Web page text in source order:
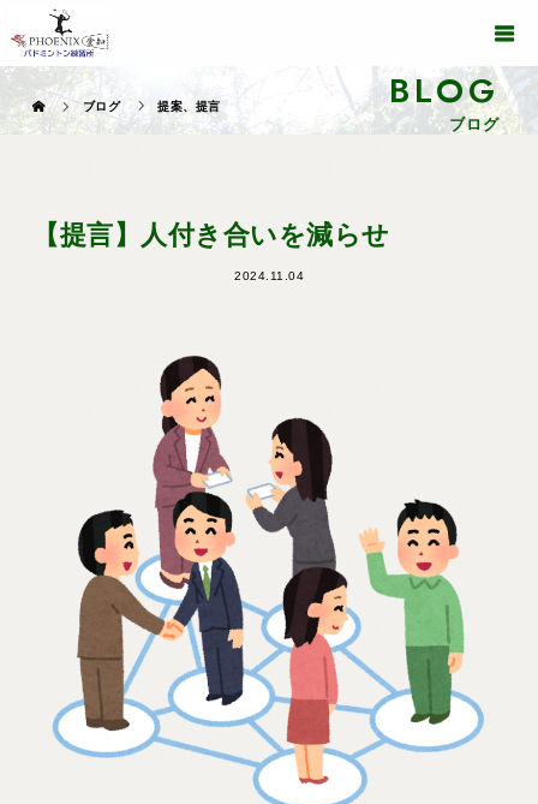
BLOG
ブログ
ブログ 提案、提言
【提言】人付き合いを減らせ
2024.11.04